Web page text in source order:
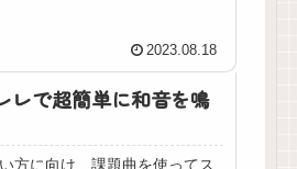
2023.08.18
レで超簡単に和音を鳴
方に向け、課題曲を使ってス